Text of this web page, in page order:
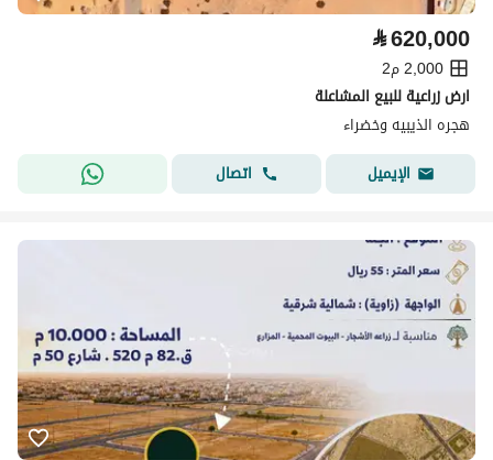
⃁620,000
2,000 م2
ارض زراعية للبيع المشاعلة
هجره الذيبيه وخضراء
الإيميل
اتصال